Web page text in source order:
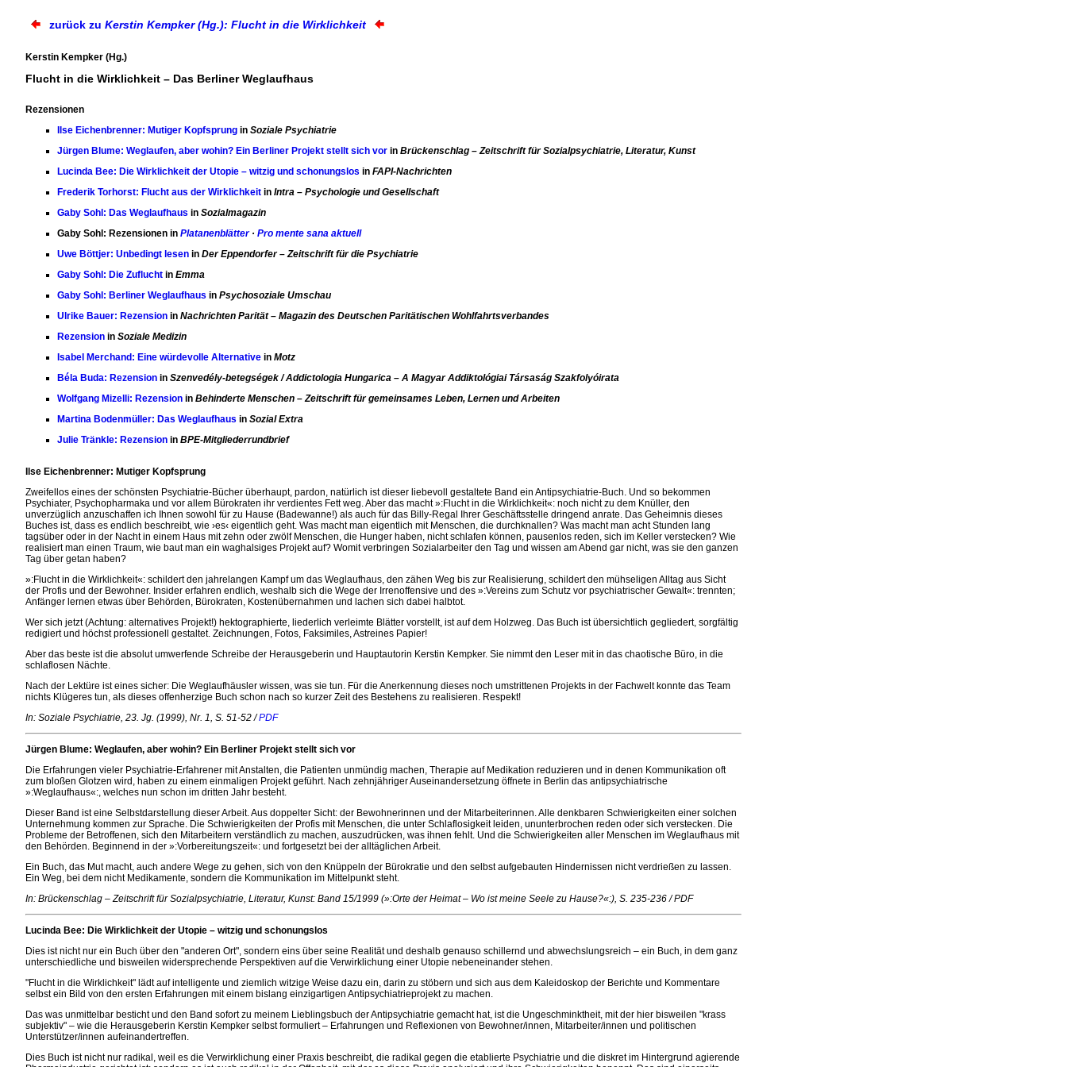
zurück zu Kerstin Kempker (Hg.): Flucht in die Wirklichkeit
Kerstin Kempker (Hg.)
Flucht in die Wirklichkeit – Das Berliner Weglaufhaus
Rezensionen
Ilse Eichenbrenner: Mutiger Kopfsprung in Soziale Psychiatrie
Jürgen Blume: Weglaufen, aber wohin? Ein Berliner Projekt stellt sich vor in Brückenschlag – Zeitschrift für Sozialpsychiatrie, Literatur, Kunst
Lucinda Bee: Die Wirklichkeit der Utopie – witzig und schonungslos in FAPI-Nachrichten
Frederik Torhorst: Flucht aus der Wirklichkeit in Intra – Psychologie und Gesellschaft
Gaby Sohl: Das Weglaufhaus in Sozialmagazin
Gaby Sohl: Rezensionen in Platanenblätter· Pro mente sana aktuell
Uwe Böttjer: Unbedingt lesen in Der Eppendorfer – Zeitschrift für die Psychiatrie
Gaby Sohl: Die Zuflucht in Emma
Gaby Sohl: Berliner Weglaufhaus in Psychosoziale Umschau
Ulrike Bauer: Rezension in Nachrichten Parität – Magazin des Deutschen Paritätischen Wohlfahrtsverbandes
Rezension in Soziale Medizin
Isabel Merchand: Eine würdevolle Alternative in Motz
Béla Buda: Rezension in Szenvedély-betegségek / Addictologia Hungarica – A Magyar Addiktológiai Társaság Szakfolyóirata
Wolfgang Mizelli: Rezension in Behinderte Menschen – Zeitschrift für gemeinsames Leben, Lernen und Arbeiten
Martina Bodenmüller: Das Weglaufhaus in Sozial Extra
Julie Tränkle: Rezension in BPE-Mitgliederrundbrief
Ilse Eichenbrenner: Mutiger Kopfsprung
Zweifellos eines der schönsten Psychiatrie-Bücher überhaupt, pardon, natürlich ist dieser liebevoll gestaltete Band ein Antipsychiatrie-Buch. Und so bekommen
Psychiater, Psychopharmaka und vor allem Bürokraten ihr verdientes Fett weg. Aber das macht »:Flucht in die Wirklichkeit«: noch nicht zu dem Knüller, den
unverzüglich anzuschaffen ich Ihnen sowohl für zu Hause (Badewanne!) als auch für das Billy-Regal Ihrer Geschäftsstelle dringend anrate. Das Geheimnis dieses
Buches ist, dass es endlich beschreibt, wie ›es‹ eigentlich geht. Was macht man eigentlich mit Menschen, die durchknallen? Was macht man acht Stunden lang
tagsüber oder in der Nacht in einem Haus mit zehn oder zwölf Menschen, die Hunger haben, nicht schlafen können, pausenlos reden, sich im Keller verstecken? Wie
realisiert man einen Traum, wie baut man ein waghalsiges Projekt auf? Womit verbringen Sozialarbeiter den Tag und wissen am Abend gar nicht, was sie den ganzen
Tag über getan haben?
»:Flucht in die Wirklichkeit«: schildert den jahrelangen Kampf um das Weglaufhaus, den zähen Weg bis zur Realisierung, schildert den mühseligen Alltag aus Sicht
der Profis und der Bewohner. Insider erfahren endlich, weshalb sich die Wege der Irrenoffensive und des »:Vereins zum Schutz vor psychiatrischer Gewalt«: trennten;
Anfänger lernen etwas über Behörden, Bürokraten, Kostenübernahmen und lachen sich dabei halbtot.
Wer sich jetzt (Achtung: alternatives Projekt!) hektographierte, liederlich verleimte Blätter vorstellt, ist auf dem Holzweg. Das Buch ist übersichtlich gegliedert, sorgfältig
redigiert und höchst professionell gestaltet. Zeichnungen, Fotos, Faksimiles, Astreines Papier!
Aber das beste ist die absolut umwerfende Schreibe der Herausgeberin und Hauptautorin Kerstin Kempker. Sie nimmt den Leser mit in das chaotische Büro, in die
schlaflosen Nächte.
Nach der Lektüre ist eines sicher: Die Weglaufhäusler wissen, was sie tun. Für die Anerkennung dieses noch umstrittenen Projekts in der Fachwelt konnte das Team
nichts Klügeres tun, als dieses offenherzige Buch schon nach so kurzer Zeit des Bestehens zu realisieren. Respekt!
In: Soziale Psychiatrie, 23. Jg. (1999), Nr. 1, S. 51-52 /PDF
Jürgen Blume: Weglaufen, aber wohin? Ein Berliner Projekt stellt sich vor
Die Erfahrungen vieler Psychiatrie-Erfahrener mit Anstalten, die Patienten unmündig machen, Therapie auf Medikation reduzieren und in denen Kommunikation oft
zum bloßen Glotzen wird, haben zu einem einmaligen Projekt geführt. Nach zehnjähriger Auseinandersetzung öffnete in Berlin das antipsychiatrische
»:Weglaufhaus«:, welches nun schon im dritten Jahr besteht.
Dieser Band ist eine Selbstdarstellung dieser Arbeit. Aus doppelter Sicht: der Bewohnerinnen und der Mitarbeiterinnen. Alle denkbaren Schwierigkeiten einer solchen
Unternehmung kommen zur Sprache. Die Schwierigkeiten der Profis mit Menschen, die unter Schlaflosigkeit leiden, ununterbrochen reden oder sich verstecken. Die
Probleme der Betroffenen, sich den Mitarbeitern verständlich zu machen, auszudrücken, was ihnen fehlt. Und die Schwierigkeiten aller Menschen im Weglaufhaus mit
den Behörden. Beginnend in der »:Vorbereitungszeit«: und fortgesetzt bei der alltäglichen Arbeit.
Ein Buch, das Mut macht, auch andere Wege zu gehen, sich von den Knüppeln der Bürokratie und den selbst aufgebauten Hindernissen nicht verdrießen zu lassen.
Ein Weg, bei dem nicht Medikamente, sondern die Kommunikation im Mittelpunkt steht.
In: Brückenschlag – Zeitschrift für Sozialpsychiatrie, Literatur, Kunst: Band 15/1999 (»:Orte der Heimat – Wo ist meine Seele zu Hause?«:), S. 235-236 / PDF
Lucinda Bee: Die Wirklichkeit der Utopie – witzig und schonungslos
Dies ist nicht nur ein Buch über den "anderen Ort", sondern eins über seine Realität und deshalb genauso schillernd und abwechslungsreich – ein Buch, in dem ganz
unterschiedliche und bisweilen widersprechende Perspektiven auf die Verwirklichung einer Utopie nebeneinander stehen.
"Flucht in die Wirklichkeit" lädt auf intelligente und ziemlich witzige Weise dazu ein, darin zu stöbern und sich aus dem Kaleidoskop der Berichte und Kommentare
selbst ein Bild von den ersten Erfahrungen mit einem bislang einzigartigen Antipsychiatrieprojekt zu machen.
Das was unmittelbar besticht und den Band sofort zu meinem Lieblingsbuch der Antipsychiatrie gemacht hat, ist die Ungeschminktheit, mit der hier bisweilen "krass
subjektiv" – wie die Herausgeberin Kerstin Kempker selbst formuliert – Erfahrungen und Reflexionen von Bewohner/innen, Mitarbeiter/innen und politischen
Unterstützer/innen aufeinandertreffen.
Dies Buch ist nicht nur radikal, weil es die Verwirklichung einer Praxis beschreibt, die radikal gegen die etablierte Psychiatrie und die diskret im Hintergrund agierende